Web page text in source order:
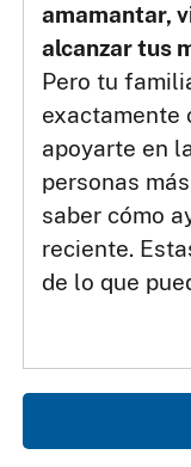
amamantar,
alcanzar tus
Pero tu
exactamente
apoyarte en
personas
saber cómo
reciente.
de lo que